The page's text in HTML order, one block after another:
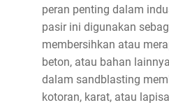
peran penting dalam
pasir ini digunakan
membersihkan atau
beton, atau bahan
dalam sandblasting
kotoran, karat, atau